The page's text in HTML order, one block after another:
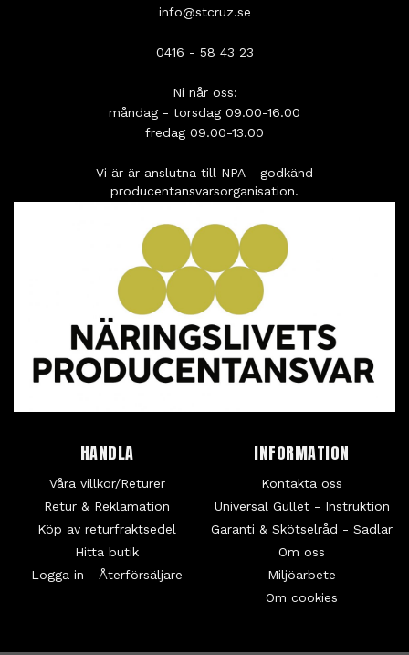
info@stcruz.se
0416 - 58 43 23
Ni når oss:
måndag - torsdag 09.00-16.00
fredag 09.00-13.00
Vi är är anslutna till NPA - godkänd
producentansvarsorganisation.
HANDLA
Våra villkor/Returer
Retur & Reklamation
Köp av returfraktsedel
Hitta butik
Logga in - Återförsäljare
INFORMATION
Kontakta oss
Universal Gullet - Instruktion
Garanti & Skötselråd - Sadlar
Om oss
Miljöarbete
Om cookies